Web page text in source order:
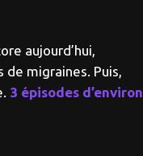
aujourd’hui,
migraines. Puis,
3 épisodes d’environ